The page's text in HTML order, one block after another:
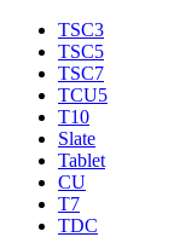
TSC3
TSC5
TSC7
TCU5
T10
Slate
Tablet
CU
T7
TDC